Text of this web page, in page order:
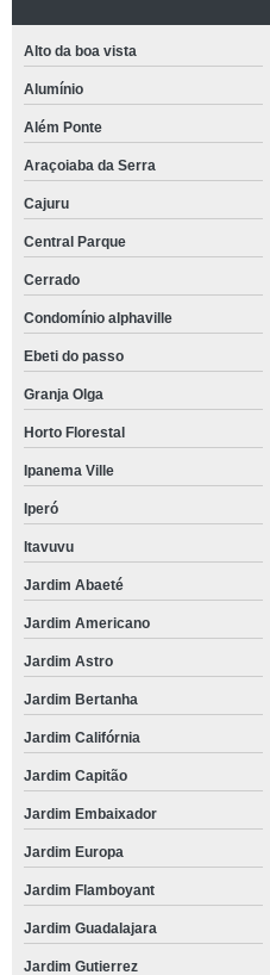
Alto da boa vista
Alumínio
Além Ponte
Araçoiaba da Serra
Cajuru
Central Parque
Cerrado
Condomínio alphaville
Ebeti do passo
Granja Olga
Horto Florestal
Ipanema Ville
Iperó
Itavuvu
Jardim Abaeté
Jardim Americano
Jardim Astro
Jardim Bertanha
Jardim Califórnia
Jardim Capitão
Jardim Embaixador
Jardim Europa
Jardim Flamboyant
Jardim Guadalajara
Jardim Gutierrez